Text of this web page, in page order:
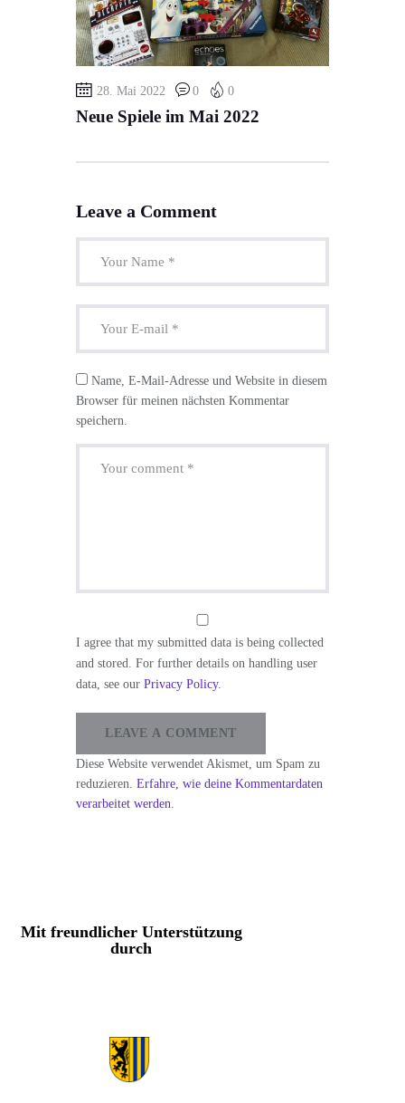
28. Mai 2022 0 0
Neue Spiele im Mai 2022
Leave a Comment
Name, E-Mail-Adresse und Website in diesem
Browser für meinen nächsten Kommentar
speichern.
I agree that my submitted data is being collected
and stored. For further details on handling user
data, see our Privacy Policy.
Diese Website verwendet Akismet, um Spam zu
reduzieren. Erfahre, wie deine Kommentardaten
verarbeitet werden.
Mit freundlicher Unterstützung
durch